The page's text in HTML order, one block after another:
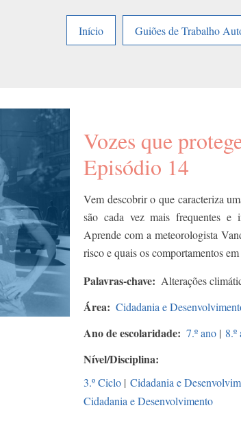
Início
Guiões de Trabalho
Vozes que
Episódio 14
Vem descobrir o que caracteriza
são cada vez mais frequentes e
Aprende com a meteorologista
risco e quais os comportamentos
Palavras-chave Alterações
Área Cidadania e
Ano de escolaridade 7.º ano | 8.º
Nível/Disciplina
3.º Ciclo | Cidadania e
Cidadania e Desenvolvimento